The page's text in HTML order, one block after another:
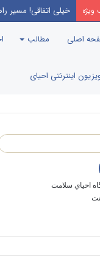
ویژه خیلی اتفاقی! مسیر
اصلی مطالب
اینترنتی احیای
احياي سلامت